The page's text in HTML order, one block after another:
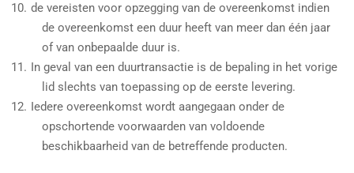
de vereisten voor opzegging van de overeenkomst indien
de overeenkomst een duur heeft van meer dan één jaar
of van onbepaalde duur is.
In geval van een duurtransactie is de bepaling in het vorige
lid slechts van toepassing op de eerste levering.
Iedere overeenkomst wordt aangegaan onder de
opschortende voorwaarden van voldoende
beschikbaarheid van de betreffende producten.